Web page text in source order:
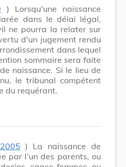
) Lorsqu'une naissance
dans le délai légal,
ne pourra la relater sur
d'un jugement rendu
dans lequel
sommaire sera faite
naissance. Si le lieu de
le tribunal compétent
du requérant.
) La naissance de
par l’un des parents, ou